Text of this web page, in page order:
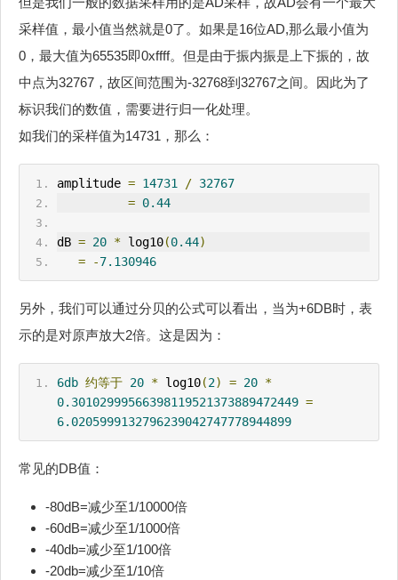
采样值，最小值当然就是0了。如果是16位AD,那么最小值为
0，最大值为65535即0xffff。但是由于振内振是上下振的，故
中点为32767，故区间范围为-32768到32767之间。因此为了
标识我们的数值，需要进行归一化处理。
如我们的采样值为14731，那么：
amplitude = 14731 / 32767
= 0.44
dB = 20 * log10(0.44)
=
-7.130946
另外，我们可以通过分贝的公式可以看出，当为+6DB时，表
示的是对原声放大2倍。这是因为：
6db 约等于 20 * log10(2) = 20 *
0.30102999566398119521373889472449 =
6.0205999132796239042747778944899
常见的DB值：
-80dB=减少至1/10000倍
-60dB=减少至1/1000倍
-40db=减少至1/100倍
-20db=减少至1/10倍